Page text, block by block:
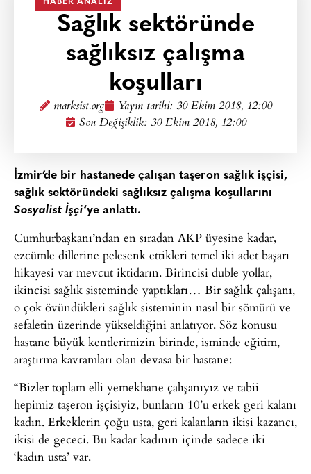
HABER ANALIZ
Sağlık sektöründe
sağlıksız çalışma
koşulları
marksist.org Yayın tarihi: 30 Ekim 2018, 12:00
Son Değişiklik: 30 Ekim 2018, 12:00
İzmir’de bir hastanede çalışan taşeron sağlık işçisi,
sağlık sektöründeki sağlıksız çalışma koşullarını
Sosyalist İşçi‘ye anlattı.
Cumhurbaşkanı’ndan en sıradan AKP üyesine kadar,
ezcümle dillerine pelesenk ettikleri temel iki adet başarı
hikayesi var mevcut iktidarın. Birincisi duble yollar,
ikincisi sağlık sisteminde yaptıkları… Bir sağlık çalışanı,
o çok övündükleri sağlık sisteminin nasıl bir sömürü ve
sefaletin üzerinde yükseldiğini anlatıyor. Söz konusu
hastane büyük kentlerimizin birinde, isminde eğitim,
araştırma kavramları olan devasa bir hastane:
“Bizler toplam elli yemekhane çalışanıyız ve tabii
hepimiz taşeron işçisiyiz, bunların 10’u erkek geri kalanı
kadın. Erkeklerin çoğu usta, geri kalanların ikisi kazancı,
ikisi de gececi. Bu kadar kadının içinde sadece iki
‘kadın usta’ var.